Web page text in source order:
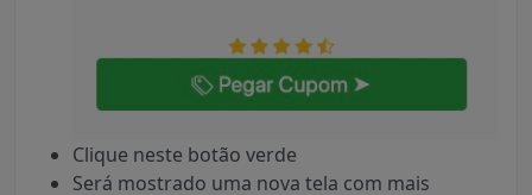
Clique neste botão verde
Será mostrado uma nova tela com mais